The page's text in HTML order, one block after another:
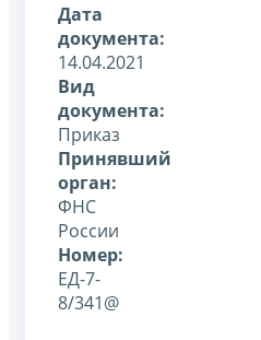
Дата
документа:
14.04.2021
Вид
документа:
Приказ
Принявший
орган:
ФНС
России
Номер:
ЕД-7-
8/341@